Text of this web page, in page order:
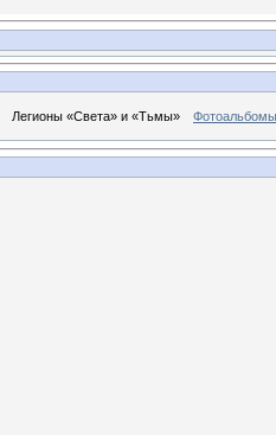
Легионы «Света» и «Тьмы» Фотоальбомы